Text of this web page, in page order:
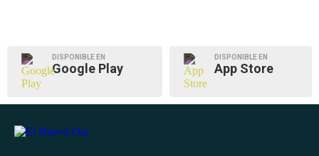
DISPONIBLE EN
Google Play
DISPONIBLE EN
App Store